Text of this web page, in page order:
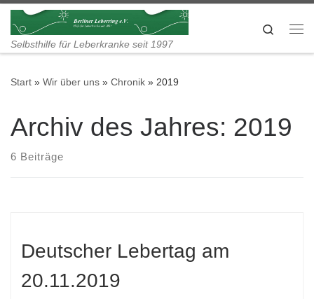
Zum Inhalt springen
Selbsthilfe für Leberkranke seit 1997
Search
Start » Wir über uns » Chronik » 2019
Archiv des Jahres: 2019
6 Beiträge
Deutscher Lebertag am
20.11.2019